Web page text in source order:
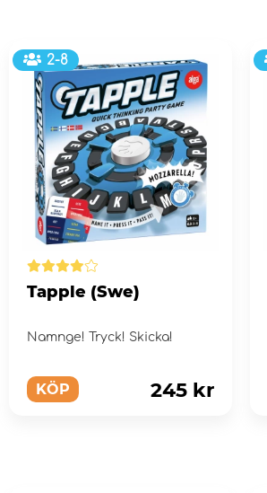
2-8
Tapple (Swe)
Namnge! Tryck! Skicka!
KÖP 245 kr